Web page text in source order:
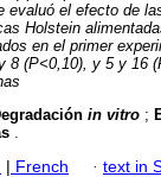
evaluó el efecto de
Holstein
en el primer
8 (P<0,10), y 5 y 16
in vitro ;
.
| French · text in